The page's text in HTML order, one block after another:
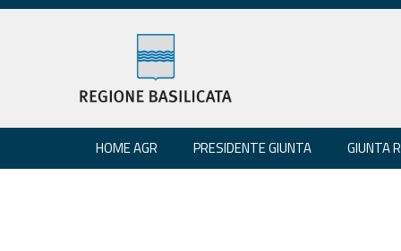
HOME AGR PRESIDENTE GIUNTA GIUNTA